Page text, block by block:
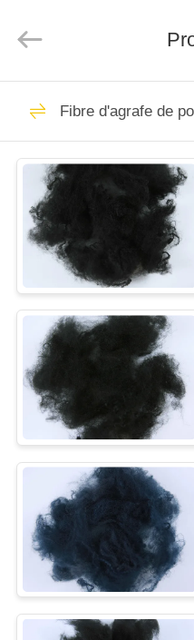
MAISON
PRODUITS
VIDÉOS
SUJET
DE
NOUS
VISITE
D'USINE
CONTRÔLE
DE
QUALITÉ
CONTACTEZ-
AZURE
IMP&EXP
fibre
basse
Fibre de
cationique
Fibre d'agrafe de